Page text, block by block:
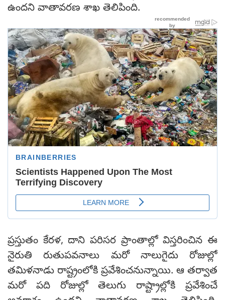
ఉందని వాతావరణ శాఖ తెలిపింది.
ప్రస్తుతం కేరళ, దాని పరిసర ప్రాంతాల్లో విస్తరించిన ఈ
నైరుతి రుతుపవనాలు మరో నాలుగైదు రోజుల్లో
తమిళనాడు రాష్ట్రంలోకి ప్రవేశించనున్నాయి. ఆ తర్వాత
మరో పది రోజుల్లో తెలుగు రాష్ట్రాల్లోకి ప్రవేశించే